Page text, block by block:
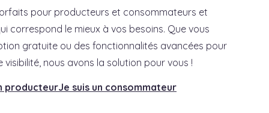
pour producteurs et consommateurs et
correspond le mieux à vos besoins. Que vous
gratuite ou des fonctionnalités avancées pour
nous avons la solution pour vous !
producteurJe suis un consommateur